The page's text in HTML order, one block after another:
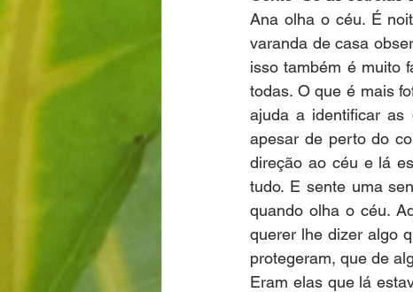
Ana olha o céu. É
varanda de casa
isso também é muito
todas. O que é mais
ajuda a identificar
apesar de perto do
direção ao céu e lá
tudo. E sente uma
quando olha o céu.
querer lhe dizer algo
protegeram, que de
Eram elas que lá